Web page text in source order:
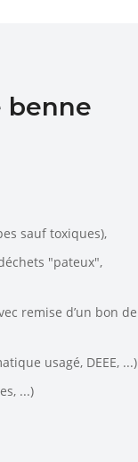
benne
sauf toxiques),
"pateux",
remise d’un bon de
usagé, DEEE, ...)
...)